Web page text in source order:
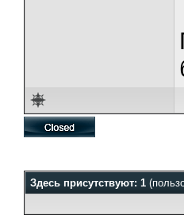
Здесь присутствуют: 1